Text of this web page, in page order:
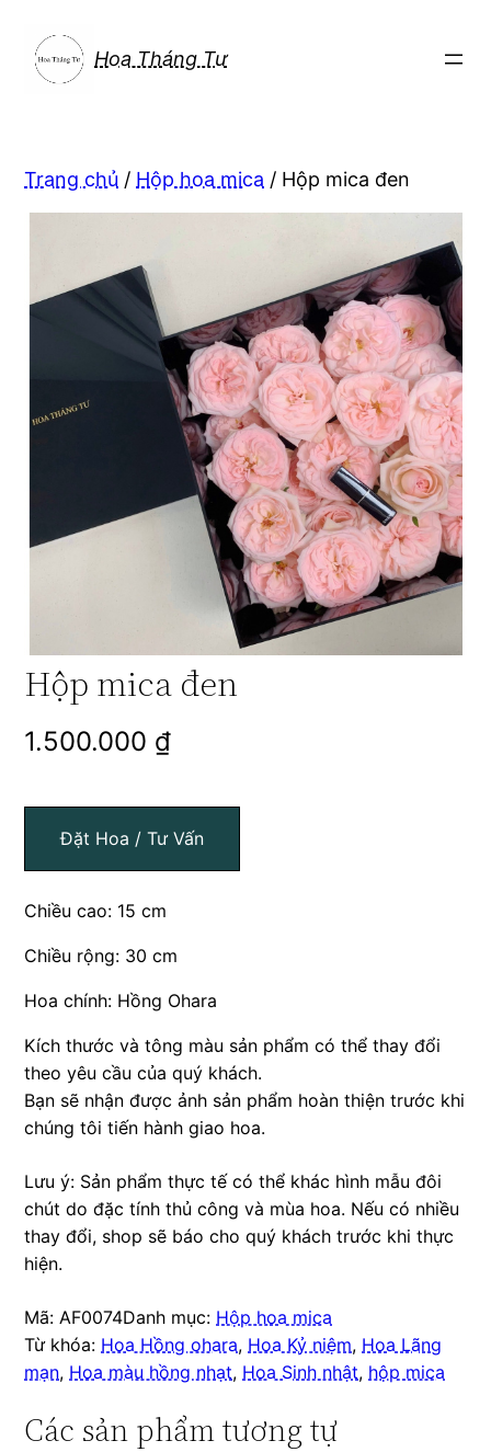
phần
Hoa Tháng Tư
Trang chủ / Hộp hoa mica / Hộp mica đen
Hộp mica đen
1.500.000 ₫
Đặt Hoa / Tư Vấn
Chiều cao: 15 cm
Chiều rộng: 30 cm
Hoa chính: Hồng Ohara
Kích thước và tông màu sản phẩm có thể thay đổi
theo yêu cầu của quý khách.
Bạn sẽ nhận được ảnh sản phẩm hoàn thiện trước khi
chúng tôi tiến hành giao hoa.
Lưu ý: Sản phẩm thực tế có thể khác hình mẫu đôi
chút do đặc tính thủ công và mùa hoa. Nếu có nhiều
thay đổi, shop sẽ báo cho quý khách trước khi thực
hiện.
Mã: AF0074Danh mục: Hộp hoa mica
Từ khóa: Hoa Hồng ohara, Hoa Kỷ niệm, Hoa Lãng
mạn, Hoa màu hồng nhạt, Hoa Sinh nhật, hộp mica
Các sản phẩm tương tự